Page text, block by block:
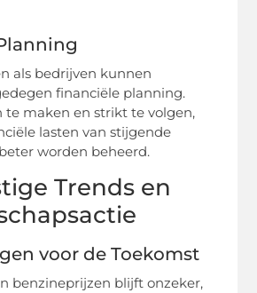
als bedrijven kunnen
financiële planning.
te maken en strikt te volgen,
lasten van stijgende
worden beheerd.
Trends en
voor de Toekomst
benzineprijzen blijft onzeker,